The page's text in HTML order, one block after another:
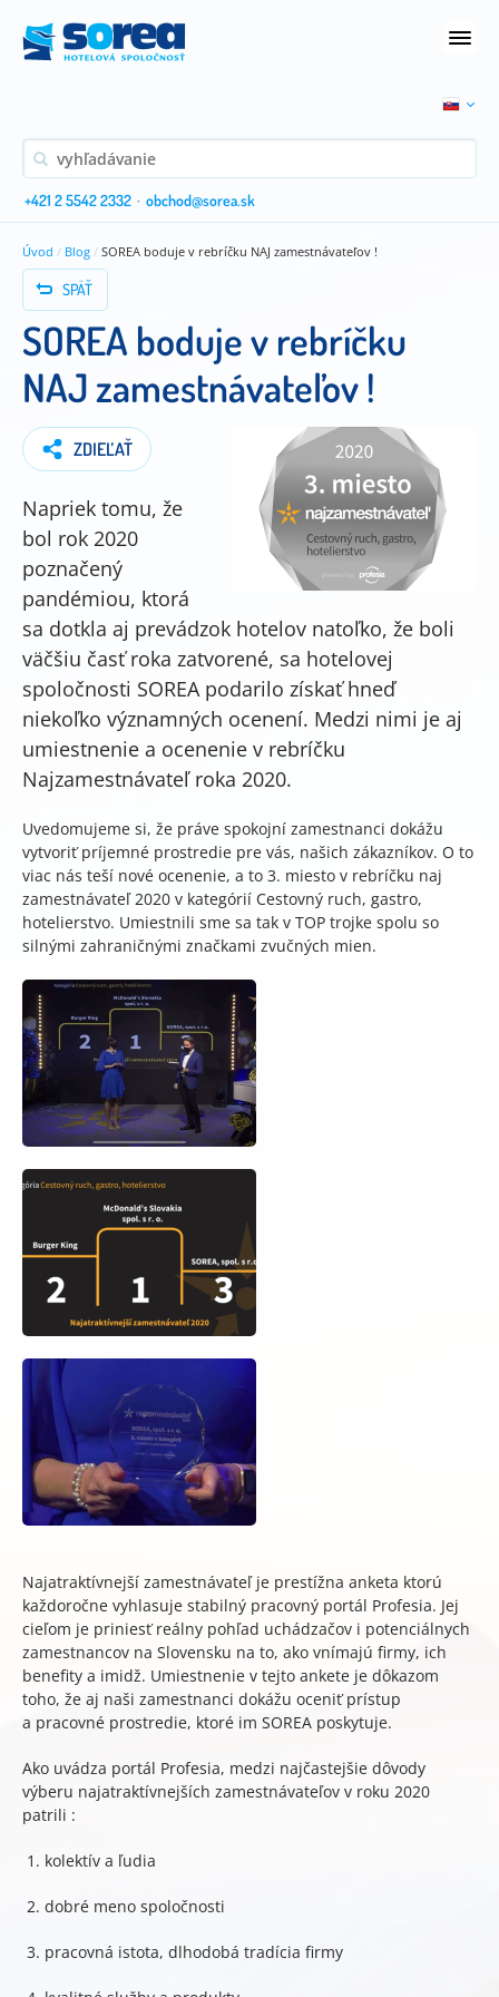
+421 2 5542 2332 · obchod@sorea.sk
Úvod / Blog / SOREA boduje v rebríčku NAJ zamestnávateľov !
SPÄŤ
SOREA boduje v rebríčku
NAJ zamestnávateľov !
ZDIEĽAŤ
Napriek tomu, že
bol rok 2020
poznačený
pandémiou, ktorá
sa dotkla aj prevádzok hotelov natoľko, že boli
väčšiu časť roka zatvorené, sa hotelovej
spoločnosti SOREA podarilo získať hneď
niekoľko významných ocenení. Medzi nimi je aj
umiestnenie a ocenenie v rebríčku
Najzamestnávateľ roka 2020.
Uvedomujeme si, že práve spokojní zamestnanci dokážu
vytvoriť príjemné prostredie pre vás, našich zákazníkov. O to
viac nás teší nové ocenenie, a to 3. miesto v rebríčku naj
zamestnávateľ 2020 v kategórií Cestovný ruch, gastro,
hotelierstvo. Umiestnili sme sa tak v TOP trojke spolu so
silnými zahraničnými značkami zvučných mien.
Najatraktívnejší zamestnávateľ je prestížna anketa ktorú
každoročne vyhlasuje stabilný pracovný portál Profesia. Jej
cieľom je priniesť reálny pohľad uchádzačov i potenciálnych
zamestnancov na Slovensku na to, ako vnímajú firmy, ich
benefity a imidž. Umiestnenie v tejto ankete je dôkazom
toho, že aj naši zamestnanci dokážu oceniť prístup
a pracovné prostredie, ktoré im SOREA poskytuje.
Ako uvádza portál Profesia, medzi najčastejšie dôvody
výberu najatraktívnejších zamestnávateľov v roku 2020
patrili :
kolektív a ľudia
dobré meno spoločnosti
pracovná istota, dlhodobá tradícia firmy